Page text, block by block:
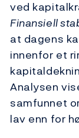
ved
Finansiell
at dagens
innenfor et
Analysen
samfunnet
lav enn for